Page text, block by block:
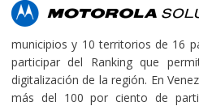
municipios y 10 territorios de 16
participar del Ranking que
digitalización de la región. En
más del 100 por ciento de